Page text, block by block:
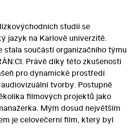
studií se
jazyk na Karlově univerzitě.
stala součástí organizačního týmu
Právě díky této zkušenosti
pro dynamické prostředí
tvorby. Postupně
filmových projektů jako
Mým dosud největším
je celovečerní film, který byl